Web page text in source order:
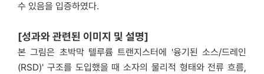
수 있음을 입증하였다.
[성과와 관련된 이미지 및 설명]
본 그림은 초박막 텔루륨 트랜지스터에 '융기된 소스/드레인
(RSD)' 구조를 도입했을 때 소자의 물리적 형태와 전류 흐름,